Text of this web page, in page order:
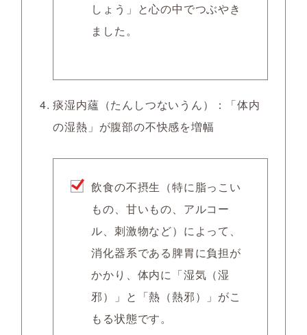
しょう」と心の中でつぶやき
ました。
痰湿内蘊（たんしつないうん）：「体内
の湿熱」が腹部の不快感を増幅
飲食の不摂生（特に脂っこい
もの、甘いもの、アルコー
ル、刺激物など）によって、
消化器系である脾胃に負担が
かかり、体内に「湿気（湿
邪）」と「熱（熱邪）」がこ
もる状態です。